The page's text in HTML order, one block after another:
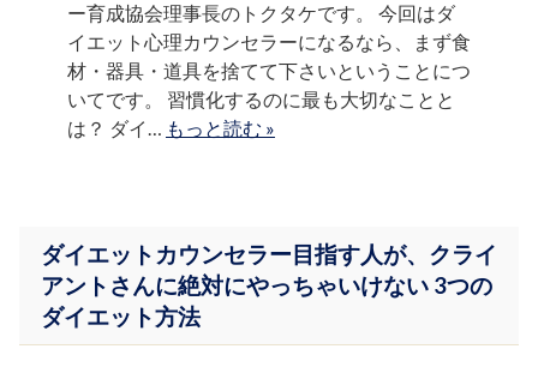
ー育成協会理事長のトクタケです。 今回はダ
イエット心理カウンセラーになるなら、まず食
材・器具・道具を捨てて下さいということにつ
いてです。 習慣化するのに最も大切なことと
は？ ダイ… もっと読む »
ダイエットカウンセラー目指す人が、クライ
アントさんに絶対にやっちゃいけない 3つの
ダイエット方法